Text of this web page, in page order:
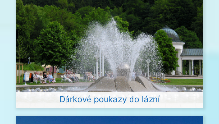
Dárkové poukazy do lázní